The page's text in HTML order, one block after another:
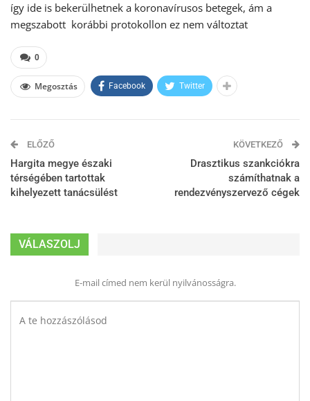
így ide is bekerülhetnek a koronavírusos betegek, ám a
megszabott korábbi protokollon ez nem változtat
0
Megosztás Facebook Twitter
ELŐZŐ
Hargita megye északi
térségében tartottak
kihelyezett tanácsülést
KÖVETKEZŐ
Drasztikus szankciókra
számíthatnak a
rendezvényszervező cégek
VÁLASZOLJ
E-mail címed nem kerül nyilvánosságra.